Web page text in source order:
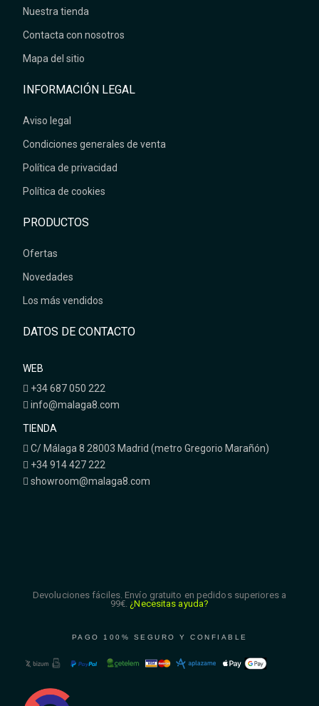
Nuestra tienda
Contacta con nosotros
Mapa del sitio
INFORMACIÓN LEGAL
Aviso legal
Condiciones generales de venta
Política de privacidad
Política de cookies
PRODUCTOS
Ofertas
Novedades
Los más vendidos
DATOS DE CONTACTO
WEB
+34 687 050 222
info@malaga8.com
TIENDA
C/ Málaga 8 28003 Madrid (metro Gregorio Marañón)
+34 914 427 222
showroom@malaga8.com
Devoluciones fáciles. Envío gratuito en pedidos superiores a
99€. ¿Necesitas ayuda?
PAGO 100% SEGURO Y CONFIABLE